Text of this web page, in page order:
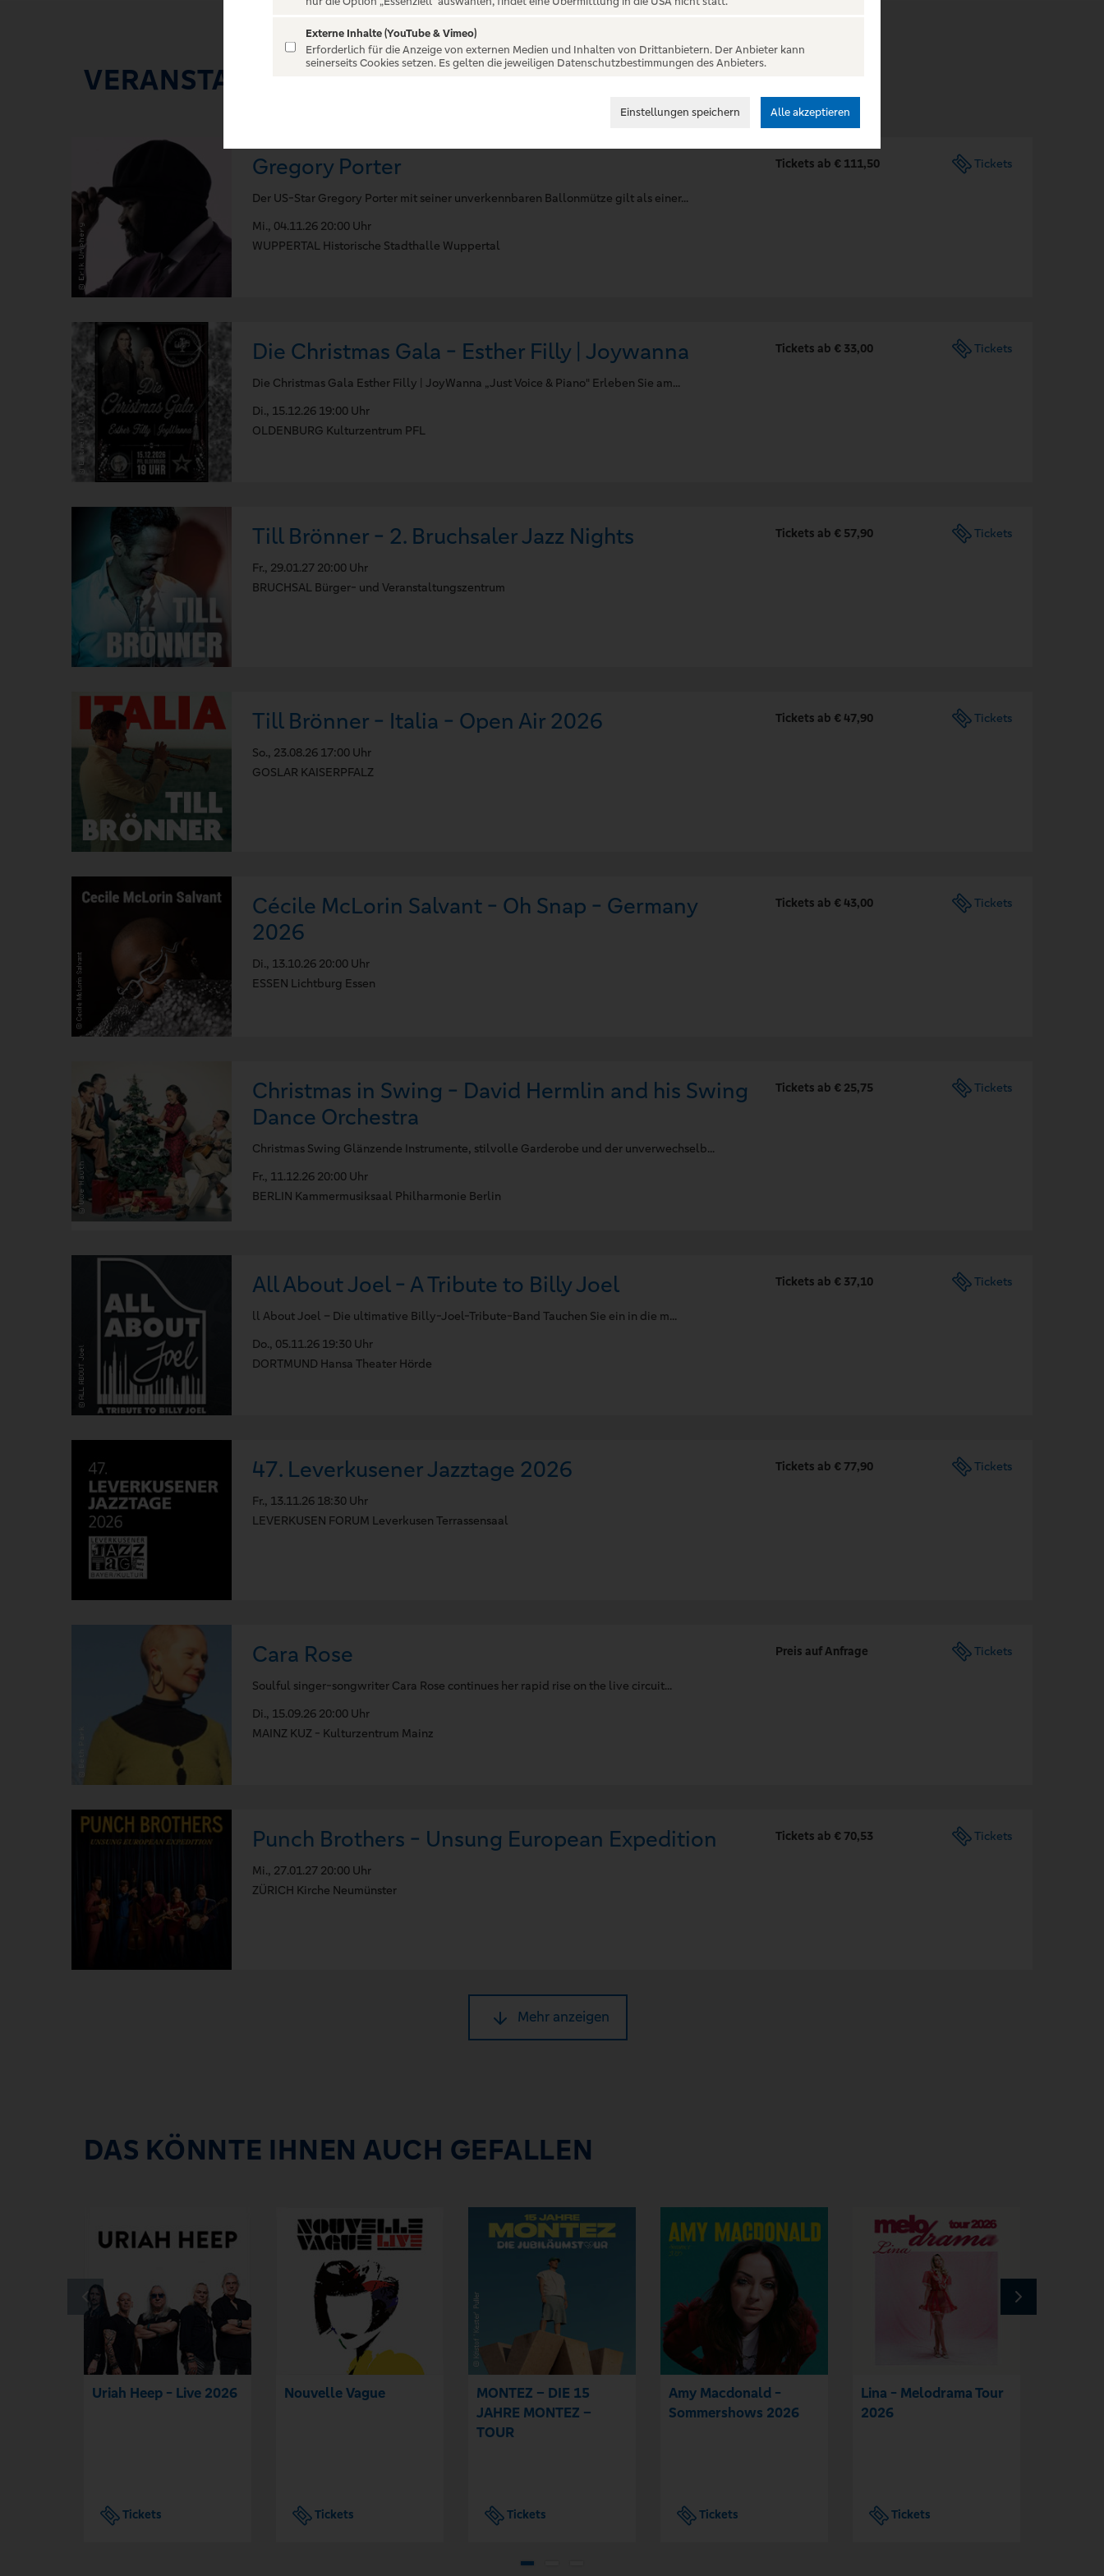
VERANSTALTUNGEN
Gregory Porter
Der US-Star Gregory Porter mit seiner unverkennbaren Ballonmütze gilt als einer...
Mi., 04.11.26 20:00 Uhr
WUPPERTAL Historische Stadthalle Wuppertal
Tickets ab € 111,50 Tickets
Die Christmas Gala - Esther Filly | Joywanna
Die Christmas Gala Esther Filly | JoyWanna „Just Voice & Piano" Erleben Sie am...
Di., 15.12.26 19:00 Uhr
OLDENBURG Kulturzentrum PFL
Tickets ab € 33,00 Tickets
Till Brönner - 2. Bruchsaler Jazz Nights
Fr., 29.01.27 20:00 Uhr
BRUCHSAL Bürger- und Veranstaltungszentrum
Tickets ab € 57,90 Tickets
Till Brönner - Italia - Open Air 2026
So., 23.08.26 17:00 Uhr
GOSLAR KAISERPFALZ
Tickets ab € 47,90 Tickets
Cécile McLorin Salvant - Oh Snap - Germany
2026
Di., 13.10.26 20:00 Uhr
ESSEN Lichtburg Essen
Tickets ab € 43,00 Tickets
Christmas in Swing - David Hermlin and his Swing
Dance Orchestra
Christmas Swing Glänzende Instrumente, stilvolle Garderobe und der unverwechselb...
Fr., 11.12.26 20:00 Uhr
BERLIN Kammermusiksaal Philharmonie Berlin
Tickets ab € 25,75 Tickets
All About Joel - A Tribute to Billy Joel
ll About Joel – Die ultimative Billy-Joel-Tribute-Band Tauchen Sie ein in die m...
Do., 05.11.26 19:30 Uhr
DORTMUND Hansa Theater Hörde
Tickets ab € 37,10 Tickets
47. Leverkusener Jazztage 2026
Fr., 13.11.26 18:30 Uhr
LEVERKUSEN FORUM Leverkusen Terrassensaal
Tickets ab € 77,90 Tickets
Cara Rose
Soulful singer-songwriter Cara Rose continues her rapid rise on the live circuit...
Di., 15.09.26 20:00 Uhr
MAINZ KUZ - Kulturzentrum Mainz
Preis auf Anfrage Tickets
Punch Brothers - Unsung European Expedition
Mi., 27.01.27 20:00 Uhr
ZÜRICH Kirche Neumünster
Tickets ab € 70,53 Tickets
Mehr anzeigen
DAS KÖNNTE IHNEN AUCH GEFALLEN
Uriah Heep - Live 2026
Tickets
Nouvelle Vague
Tickets
MONTEZ – DIE 15
JAHRE MONTEZ –
TOUR
Tickets
Amy Macdonald -
Sommershows 2026
Tickets
Lina - Melodrama Tour
2026
Tickets
Externe Inhalte (YouTube & Vimeo)
Erforderlich für die Anzeige von externen Medien und Inhalten von Drittanbietern. Der Anbieter kann
seinerseits Cookies setzen. Es gelten die jeweiligen Datenschutzbestimmungen des Anbieters.
Einstellungen speichern Alle akzeptieren